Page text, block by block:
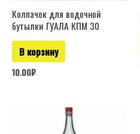
Колпачок для водочной
бутылки ГУАЛА КПМ 30
В корзину
10.00₽